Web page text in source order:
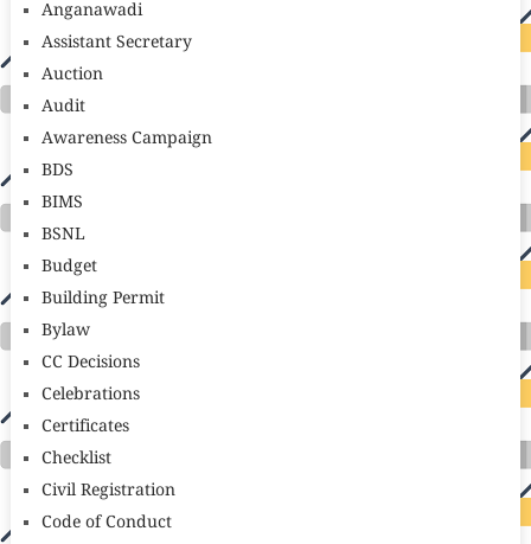
Anganawadi
Assistant Secretary
Auction
Audit
Awareness Campaign
BDS
BIMS
BSNL
Budget
Building Permit
Bylaw
CC Decisions
Celebrations
Certificates
Checklist
Civil Registration
Code of Conduct